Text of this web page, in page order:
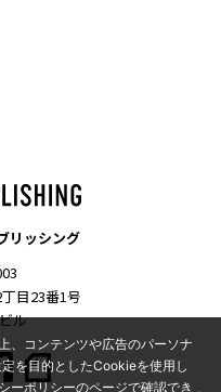
リッシング
目23番1号
ル
、コンテンツや広告のパーソナ
を目的としたCookieを使用し
ーポリシーのページで確認でき